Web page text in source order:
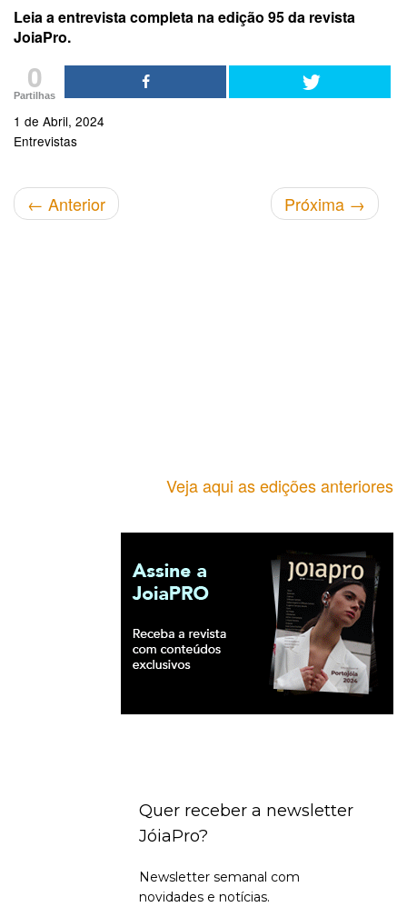
Leia a entrevista completa na edição 95 da revista
JoiaPro.
0
Partilhas
1 de Abril, 2024
Entrevistas
← Anterior Próxima →
Veja aqui as edições anteriores